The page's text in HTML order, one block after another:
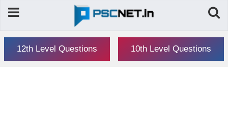
12th Level Questions 10th Level Questions